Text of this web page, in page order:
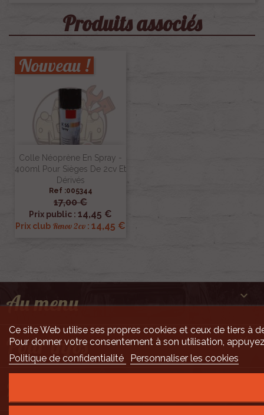
Produits associés
Colle Néoprène En Spray -
400ml Pour Sièges De 2cv Et
Dérivés
Ref :005344
17,00 €
Prix public : 14,45 €
Prix club Renov 2cv : 14,45 €
Nouveau !
Au menu 
Pour infos 
Ce site Web utilise ses propres cookies et ceux de tiers à
Pour donner votre consentement à son utilisation,
Politique de confidentialité
Personnaliser les cookies